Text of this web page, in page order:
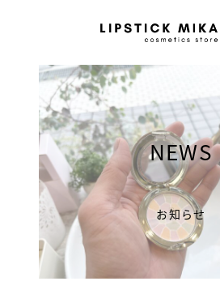
NEWS
お知らせ